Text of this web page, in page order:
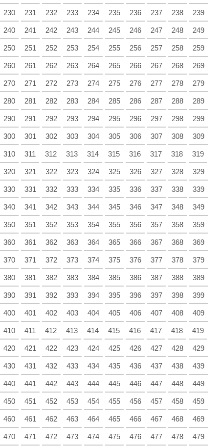
230 231 232 233 234 235 236 237 238 239
240 241 242 243 244 245 246 247 248 249
250 251 252 253 254 255 256 257 258 259
260 261 262 263 264 265 266 267 268 269
270 271 272 273 274 275 276 277 278 279
280 281 282 283 284 285 286 287 288 289
290 291 292 293 294 295 296 297 298 299
300 301 302 303 304 305 306 307 308 309
310 311 312 313 314 315 316 317 318 319
320 321 322 323 324 325 326 327 328 329
330 331 332 333 334 335 336 337 338 339
340 341 342 343 344 345 346 347 348 349
350 351 352 353 354 355 356 357 358 359
360 361 362 363 364 365 366 367 368 369
370 371 372 373 374 375 376 377 378 379
380 381 382 383 384 385 386 387 388 389
390 391 392 393 394 395 396 397 398 399
400 401 402 403 404 405 406 407 408 409
410 411 412 413 414 415 416 417 418 419
420 421 422 423 424 425 426 427 428 429
430 431 432 433 434 435 436 437 438 439
440 441 442 443 444 445 446 447 448 449
450 451 452 453 454 455 456 457 458 459
460 461 462 463 464 465 466 467 468 469
470 471 472 473 474 475 476 477 478 479